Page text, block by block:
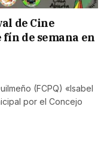
de Cine
de semana en
(FCPQ) «Isabel
por el Concejo